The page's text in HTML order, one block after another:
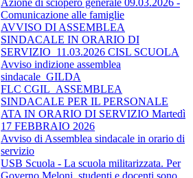
Azione di sciopero generale 09.03.2026 -
Comunicazione alle famiglie
AVVISO DI ASSEMBLEA
SINDACALE IN ORARIO DI
SERVIZIO_11.03.2026 CISL SCUOLA
Avviso indizione assemblea
sindacale_GILDA
FLC CGIL_ASSEMBLEA
SINDACALE PER IL PERSONALE
ATA IN ORARIO DI SERVIZIO Martedì
17 FEBBRAIO 2026
Avviso di Assemblea sindacale in orario di
servizio
USB Scuola - La scuola militarizzata. Per